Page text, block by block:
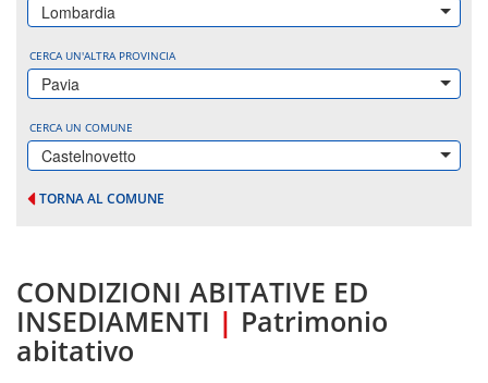
Lombardia
CERCA UN'ALTRA PROVINCIA
Pavia
CERCA UN COMUNE
Castelnovetto
TORNA AL COMUNE
CONDIZIONI ABITATIVE ED
INSEDIAMENTI | Patrimonio
abitativo